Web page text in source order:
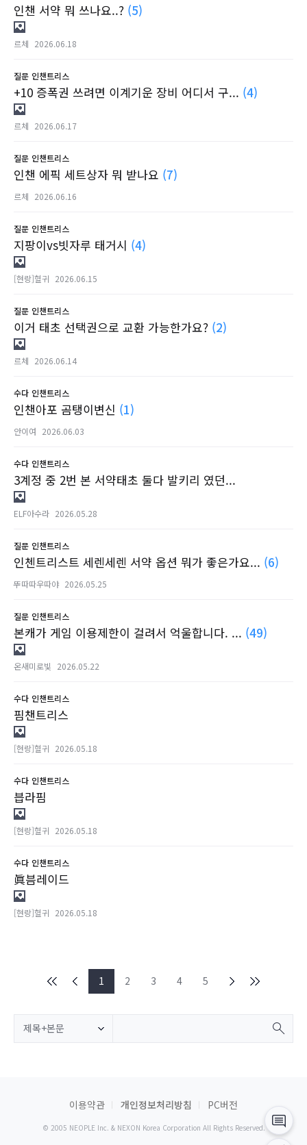
인챈 서약 뭐 쓰나요..? (5)
르체 2026.06.18
질문 인챈트리스
+10 증폭권 쓰려면 이계기운 장비 어디서 구... (4)
르체 2026.06.17
질문 인챈트리스
인챈 에픽 세트상자 뭐 받나요 (7)
르체 2026.06.16
질문 인챈트리스
지팡이vs빗자루 태거시 (4)
[현랑]혈귀 2026.06.15
질문 인챈트리스
이거 태초 선택권으로 교환 가능한가요? (2)
르체 2026.06.14
수다 인챈트리스
인챈아포 곰탱이변신 (1)
안이여 2026.06.03
수다 인챈트리스
3계정 중 2번 본 서약태초 둘다 발키리 였던...
ELF아수라 2026.05.28
질문 인챈트리스
인첸트리스트 세렌세렌 서약 옵션 뭐가 좋은가요... (6)
뚜따따우따야 2026.05.25
질문 인챈트리스
본캐가 게임 이용제한이 걸려서 억울합니다. ... (49)
온새미로빛 2026.05.22
수다 인챈트리스
핌챈트리스
[현랑]혈귀 2026.05.18
수다 인챈트리스
븝라핌
[현랑]혈귀 2026.05.18
수다 인챈트리스
眞븜레이드
[현랑]혈귀 2026.05.18
1 2 3 4 5
제목+본문
이용약관 개인정보처리방침 PC버전
© 2005 NEOPLE Inc. & NEXON Korea Corporation All Rights Reserved.